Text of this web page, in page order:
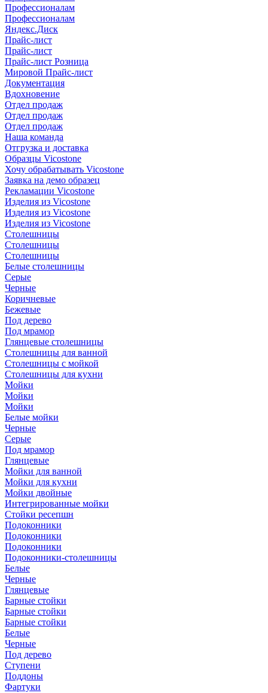
Профессионалам
Профессионалам
Яндекс.Диск
Прайс-лист
Прайс-лист
Прайс-лист Розница
Мировой Прайс-лист
Документация
Вдохновение
Отдел продаж
Отдел продаж
Отдел продаж
Наша команда
Отгрузка и доставка
Образцы Vicostone
Хочу обрабатывать Vicostone
Заявка на демо образец
Рекламации Vicostone
Изделия из Vicostone
Изделия из Vicostone
Изделия из Vicostone
Столешницы
Столешницы
Столешницы
Белые столешницы
Серые
Черные
Коричневые
Бежевые
Под дерево
Под мрамор
Глянцевые столешницы
Столешницы для ванной
Столешницы с мойкой
Столешницы для кухни
Мойки
Мойки
Мойки
Белые мойки
Черные
Серые
Под мрамор
Глянцевые
Мойки для ванной
Мойки для кухни
Мойки двойные
Интегрированные мойки
Стойки ресепшн
Подоконники
Подоконники
Подоконники
Подоконники-столешницы
Белые
Черные
Глянцевые
Барные стойки
Барные стойки
Барные стойки
Белые
Черные
Под дерево
Ступени
Поддоны
Фартуки